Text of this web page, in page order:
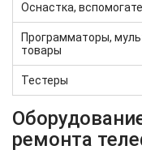
Оснастка,
Программаторы,
товары
Тестеры
ремонта